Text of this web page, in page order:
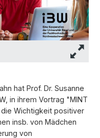
hat Prof. Dr. Susanne
in ihrem Vortrag "MINT
die Wichtigkeit positiver
insb. von Mädchen
von